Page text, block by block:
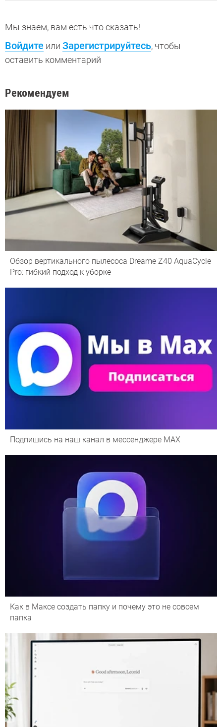
Мы знаем, вам есть что сказать!
Войдите или Зарегистрируйтесь, чтобы
оставить комментарий
Рекомендуем
Обзор вертикального пылесоса Dreame Z40 AquaCycle
Pro: гибкий подход к уборке
Подпишись на наш канал в мессенджере МАХ
Как в Максе создать папку и почему это не совсем
папка